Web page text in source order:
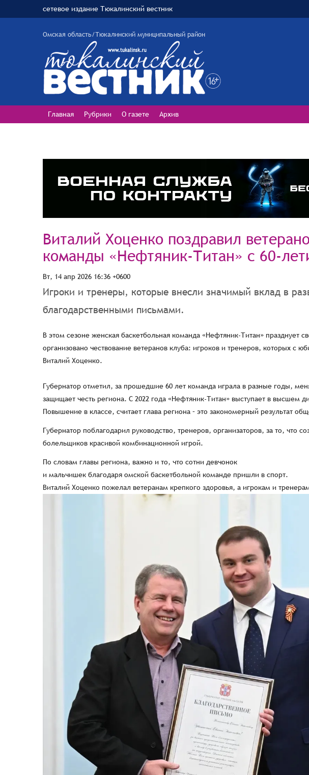
сетевое издание Тюкалинский вестник
Омская область/Тюкалинский муниципальный район
Главная Рубрики О газете Архив
Виталий Хоценко поздравил
команды «Нефтяник-Титан» с 60-
Вт, 14 апр 2026 16:36 +0600
Игроки и тренеры, которые внесли значимый вклад в
благодарственными письмами.
В этом сезоне женская баскетбольная команда «Нефтяник-Титан» празднует
организовано чествование ветеранов клуба: игроков и тренеров, которых с
Виталий Хоценко.
Губернатор отметил, за прошедшие 60 лет команда играла в разные годы,
защищает честь региона. С 2022 года «Нефтяник-Титан» выступает в высшем
Повышение в классе, считает глава региона – это закономерный результат
Губернатор поблагодарил руководство, тренеров, организаторов, за то, что
болельщиков красивой комбинационной игрой.
По словам главы региона, важно и то, что сотни девчонок
и мальчишек благодаря омской баскетбольной команде пришли в спорт.
Виталий Хоценко пожелал ветеранам крепкого здоровья, а игрокам и